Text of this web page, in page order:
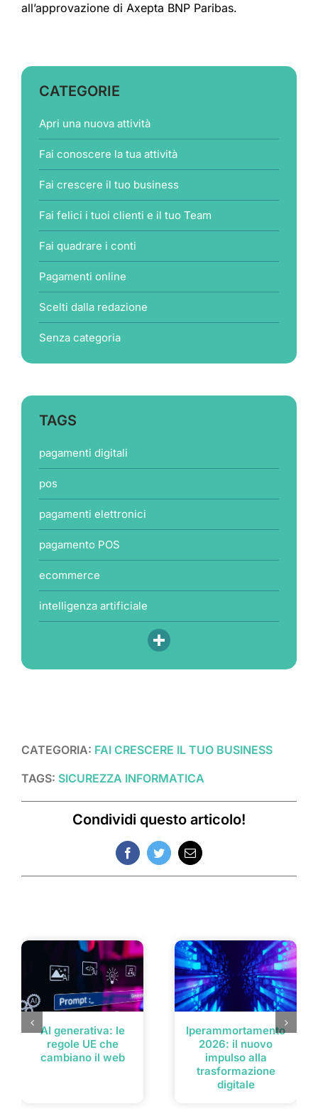
all’approvazione di Axepta BNP Paribas.
CATEGORIE
Apri una nuova attività
Fai conoscere la tua attività
Fai crescere il tuo business
Fai felici i tuoi clienti e il tuo Team
Fai quadrare i conti
Pagamenti online
Scelti dalla redazione
Senza categoria
TAGS
pagamenti digitali
pos
pagamenti elettronici
pagamento POS
ecommerce
intelligenza artificiale
CATEGORIA: FAI CRESCERE IL TUO BUSINESS
TAGS: SICUREZZA INFORMATICA
Condividi questo articolo!
FacebookTwitterEmail
AI generativa: le
regole UE che
cambiano il web
Iperammortamento
2026: il nuovo
impulso alla
trasformazione
digitale